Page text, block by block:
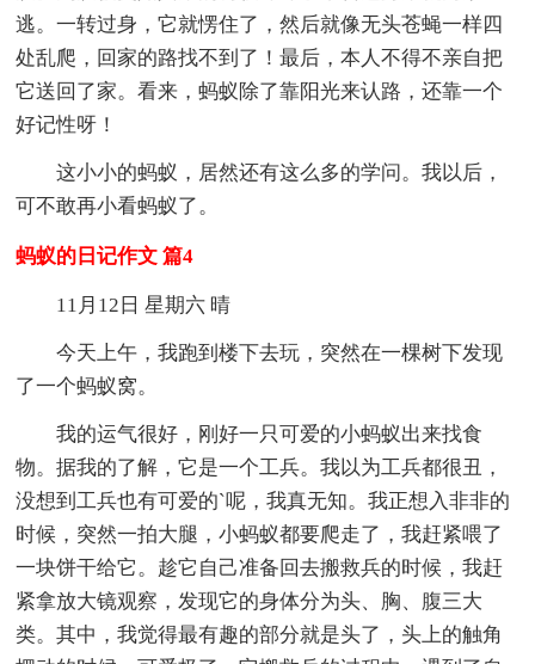
逃。一转过身，它就愣住了，然后就像无头苍蝇一样四
处乱爬，回家的路找不到了！最后，本人不得不亲自把
它送回了家。看来，蚂蚁除了靠阳光来认路，还靠一个
好记性呀！
这小小的蚂蚁，居然还有这么多的学问。我以后，
可不敢再小看蚂蚁了。
蚂蚁的日记作文 篇4
11月12日 星期六 晴
今天上午，我跑到楼下去玩，突然在一棵树下发现
了一个蚂蚁窝。
我的运气很好，刚好一只可爱的小蚂蚁出来找食
物。据我的了解，它是一个工兵。我以为工兵都很丑，
没想到工兵也有可爱的`呢，我真无知。我正想入非非的
时候，突然一拍大腿，小蚂蚁都要爬走了，我赶紧喂了
一块饼干给它。趁它自己准备回去搬救兵的时候，我赶
紧拿放大镜观察，发现它的身体分为头、胸、腹三大
类。其中，我觉得最有趣的部分就是头了，头上的触角